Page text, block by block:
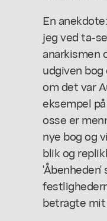
En
jeg ved ta-
anarkismen
udgiven
om det var
eksempel
osse er
nye bog og
blik og
betragte